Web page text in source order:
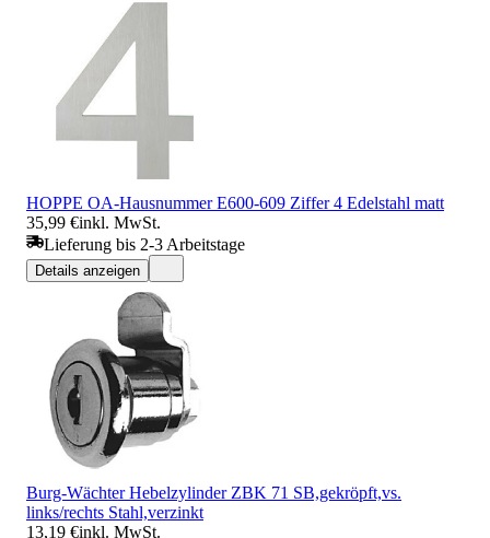
HOPPE OA-Hausnummer E600-609 Ziffer 4 Edelstahl matt
35,99 €inkl. MwSt.
Lieferung bis 2-3 Arbeitstage
Details anzeigen
Burg-Wächter Hebelzylinder ZBK 71 SB,gekröpft,vs.
links/rechts Stahl,verzinkt
13,19 €inkl. MwSt.